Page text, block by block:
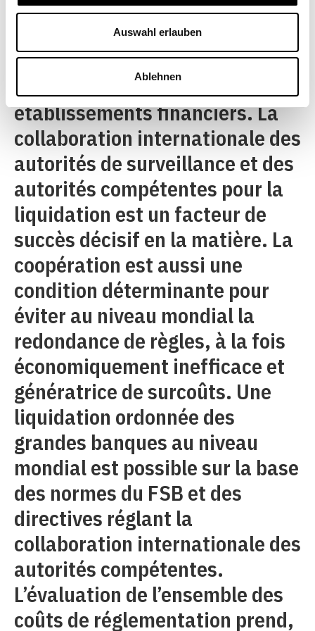
Auswahl erlauben
Ablehnen
d’efforts apporte de la
transparence et fournit les
instruments nécessaires à la
liquidation ordonnée des
établissements financiers. La
collaboration internationale des
autorités de surveillance et des
autorités compétentes pour la
liquidation est un facteur de
succès décisif en la matière. La
coopération est aussi une
condition déterminante pour
éviter au niveau mondial la
redondance de règles, à la fois
économiquement inefficace et
génératrice de surcoûts. Une
liquidation ordonnée des
grandes banques au niveau
mondial est possible sur la base
des normes du FSB et des
directives réglant la
collaboration internationale des
autorités compétentes.
L’évaluation de l’ensemble des
coûts de réglementation prend,